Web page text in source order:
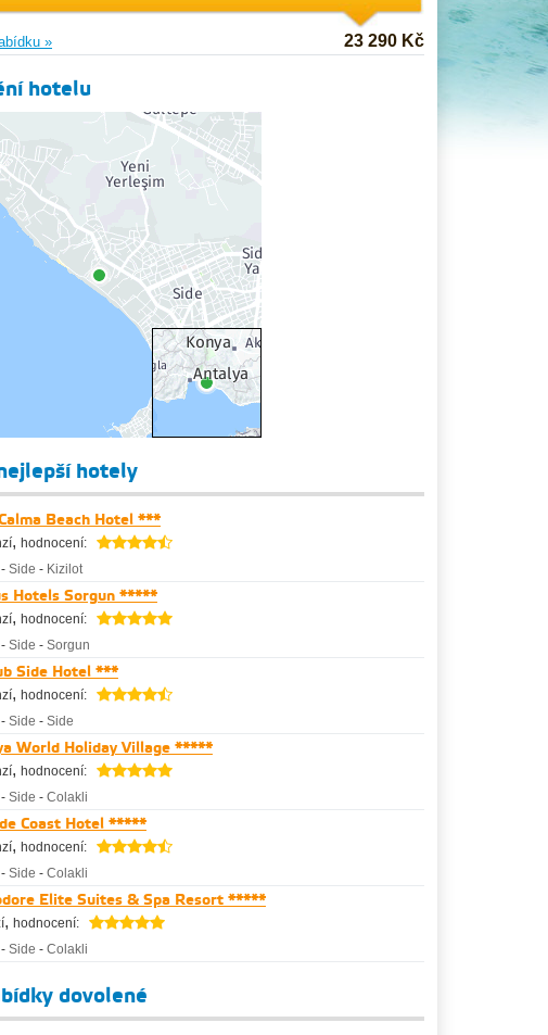
» 23 290 Kč
hotelu
hotely
Beach Hotel ***
, hodnocení:
- Side - Kizilot
Hotels Sorgun *****
, hodnocení:
- Side - Sorgun
Side Hotel ***
, hodnocení:
- Side - Side
World Holiday Village *****
, hodnocení:
- Side - Colakli
Coast Hotel *****
, hodnocení:
- Side - Colakli
Elite Suites & Spa Resort *****
, hodnocení:
- Side - Colakli
dovolené